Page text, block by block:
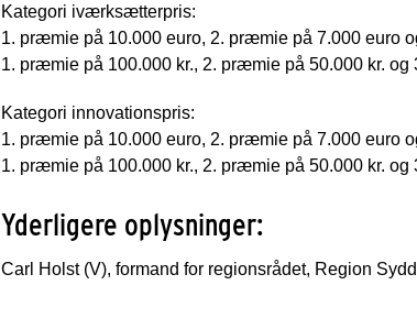
Kategori iværksætterpris:
1. præmie på 10.000 euro, 2. præmie på 7.000 euro
1. præmie på 100.000 kr., 2. præmie på 50.000 kr.
Kategori innovationspris:
1. præmie på 10.000 euro, 2. præmie på 7.000 euro
1. præmie på 100.000 kr., 2. præmie på 50.000 kr.
Yderligere oplysninger:
Carl Holst (V), formand for regionsrådet, Region